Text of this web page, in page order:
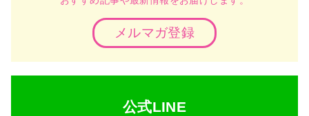
メルマガ登録
公式LINE